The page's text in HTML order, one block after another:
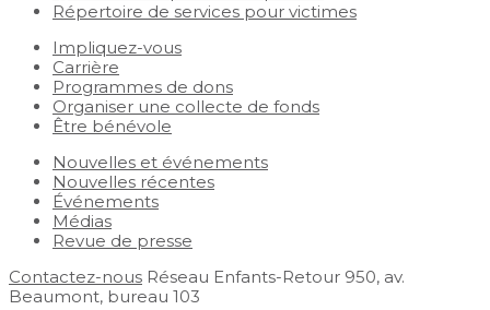
Répertoire de services pour victimes
Impliquez-vous
Carrière
Programmes de dons
Organiser une collecte de fonds
Être bénévole
Nouvelles et événements
Nouvelles récentes
Événements
Médias
Revue de presse
Contactez-nous Réseau Enfants-Retour 950, av.
Beaumont, bureau 103